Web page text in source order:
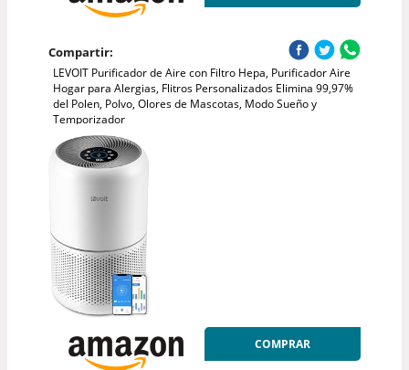
Compartir:
LEVOIT Purificador de Aire con Filtro Hepa, Purificador Aire
Hogar para Alergias, Flitros Personalizados Elimina 99,97%
del Polen, Polvo, Olores de Mascotas, Modo Sueño y
Temporizador
COMPRAR